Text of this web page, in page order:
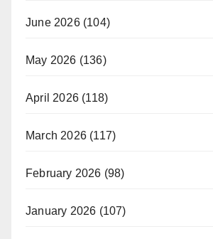
June 2026(104)
May 2026 (136)
April 2026 (118)
March 2026 (117)
February 2026 (98)
January 2026 (107)